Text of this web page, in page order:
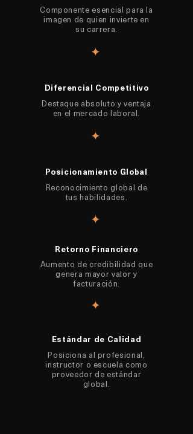
Componente esencial para la
imagen de quien invierte en
su carrera.
✦
Diferencial Competitivo
Destaque absoluto y ventaja
en el mercado laboral.
✦
Posicionamiento Global
Reconocimiento global de
tus habilidades.
✦
Retorno Financiero
Aumento de credibilidad que
genera mayor valor y
facturación.
✦
Estándar de Calidad
Posiciona al profesional,
instructor o escuela como
proveedor de estándar
global.